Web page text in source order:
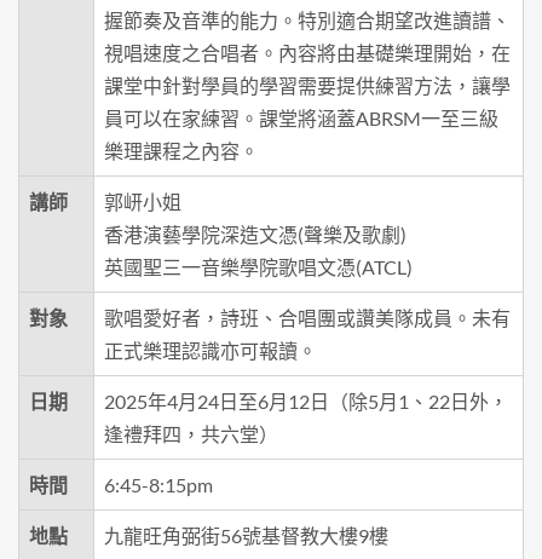
握節奏及音準的能力。特別適合期望改進讀譜、
視唱速度之合唱者。內容將由基礎樂理開始，在
課堂中針對學員的學習需要提供練習方法，讓學
員可以在家練習。課堂將涵蓋ABRSM一至三級
樂理課程之內容。
講師
郭岍小姐
香港演藝學院深造文憑(聲樂及歌劇)
英國聖三一音樂學院歌唱文憑(ATCL)
對象
歌唱愛好者，詩班、合唱團或讚美隊成員。未有
正式樂理認識亦可報讀。
日期
2025年4月24日至6月12日（除5月1、22日外，
逢禮拜四，共六堂）
時間 6:45-8:15pm
地點 九龍旺角弼街56號基督教大樓9樓